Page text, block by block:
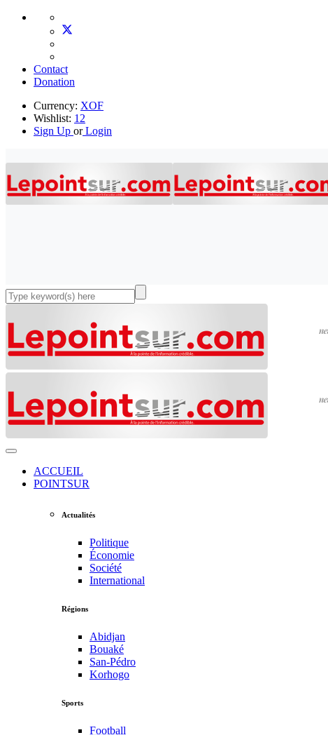
Contact
Donation
Currency: XOF
Wishlist: 12
Sign Up orLogin
ACCUEIL
POINTSUR
Actualités
Politique
Économie
Société
International
Régions
Abidjan
Bouaké
San-Pédro
Korhogo
Sports
Football